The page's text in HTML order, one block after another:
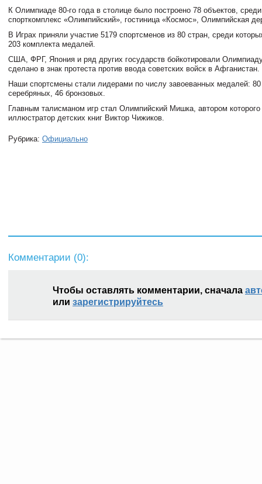
К Олимпиаде 80-го года в столице было построено 78 объектов,
спорткомплекс «Олимпийский», гостиница «Космос», Олимпийская
В Играх приняли участие 5179 спортсменов из 80 стран, среди
203 комплекта медалей.
США, ФРГ, Япония и ряд других государств бойкотировали
сделано в знак протеста против ввода советских войск в Афганистан.
Наши спортсмены стали лидерами по числу завоеванных медалей:
серебряных, 46 бронзовых.
Главным талисманом игр стал Олимпийский Мишка, автором которого
иллюстратор детских книг Виктор Чижиков.
Рубрика: Официально
Комментарии (0):
Чтобы оставлять комментарии, сначала
или зарегистрируйтесь